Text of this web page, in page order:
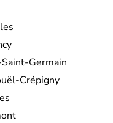
Germain
Crépigny